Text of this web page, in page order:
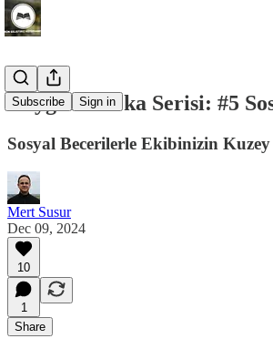
Subscribe Sign in
Duygusal Zeka Serisi: #5
Sosyal Becerilerle Ekibinizin Kuzey
Mert Susur
Dec 09, 2024
10
1
Share